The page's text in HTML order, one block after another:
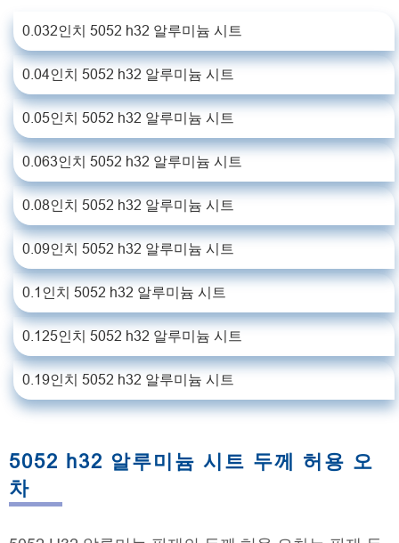
0.032인치 5052 h32 알루미늄 시트
0.04인치 5052 h32 알루미늄 시트
0.05인치 5052 h32 알루미늄 시트
0.063인치 5052 h32 알루미늄 시트
0.08인치 5052 h32 알루미늄 시트
0.09인치 5052 h32 알루미늄 시트
0.1인치 5052 h32 알루미늄 시트
0.125인치 5052 h32 알루미늄 시트
0.19인치 5052 h32 알루미늄 시트
5052 h32 알루미늄 시트 두께 허용 오
차